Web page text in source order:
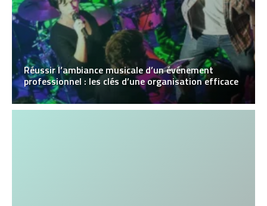
Réussir l’ambiance musicale d’un événement
professionnel : les clés d’une organisation efficace